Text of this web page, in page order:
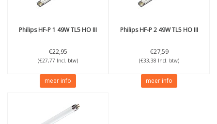
PhilipsHF-P 1 49W TL5 HO III
€22,95
(€27,77 Incl. btw)
meer info
PhilipsHF-P 2 49W TL5 HO III
€27,59
(€33,38 Incl. btw)
meer info